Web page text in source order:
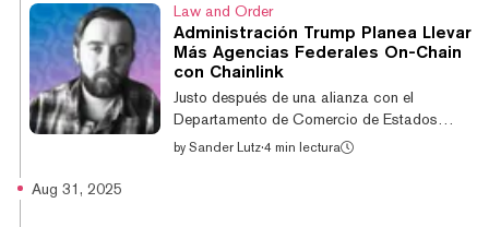
dependen del rendimiento de activos
digitales, Chainlink señaló en un comunicado
de prensa el viernes que ahora es la fuente
principal de Polymarket para determinar si se
alcanzó un precio dentro de un período
determinado...
Law and Order
Administración Trump Planea Llevar
Más Agencias Federales On-Chain
con Chainlink
Justo después de una alianza con el
Departamento de Comercio de Estados
Unidos, el cofundador de Chainlink Sergey
by Sander Lutz·4 min lectura
Aug 31, 2025